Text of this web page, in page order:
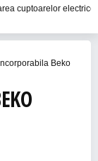
cuptoarelor
Cuptor Electric în 2023
Beko